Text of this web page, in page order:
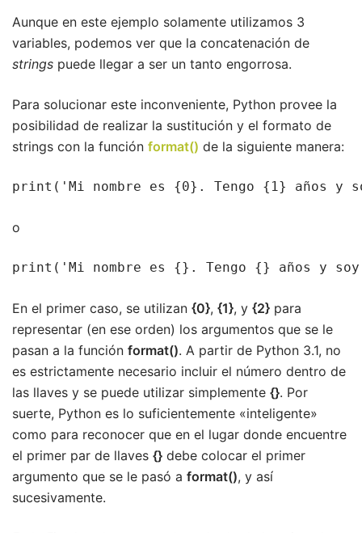
Aunque en este ejemplo solamente utilizamos 3
variables, podemos ver que la concatenación de
strings puede llegar a ser un tanto engorrosa.
Para solucionar este inconveniente, Python provee la
posibilidad de realizar la sustitución y el formato de
strings con la función format() de la siguiente manera:
print('Mi nombre es {0}. Tengo {1} años y
o
print('Mi nombre es {}. Tengo {} años y
En el primer caso, se utilizan {0}, {1}, y {2} para
representar (en ese orden) los argumentos que se le
pasan a la función format(). A partir de Python 3.1, no
es estrictamente necesario incluir el número dentro de
las llaves y se puede utilizar simplemente {}. Por
suerte, Python es lo suficientemente «inteligente»
como para reconocer que en el lugar donde encuentre
el primer par de llaves {} debe colocar el primer
argumento que se le pasó a format(), y así
sucesivamente.